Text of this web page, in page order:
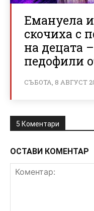
Емануела
скочиха с
на децата
педофили
СЪБОТА, 8 АВГУСТ
5 Коментари
ОСТАВИ КОМЕНТАР